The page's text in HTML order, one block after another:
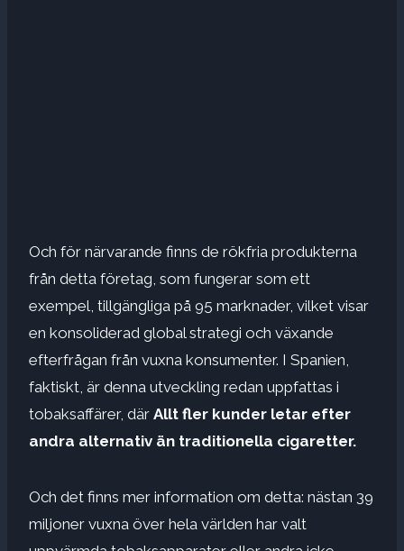
Och för närvarande finns de rökfria produkterna
från detta företag, som fungerar som ett
exempel, tillgängliga på 95 marknader, vilket visar
en konsoliderad global strategi och växande
efterfrågan från vuxna konsumenter. I Spanien,
faktiskt, är denna utveckling redan uppfattas i
tobaksaffärer, där Allt fler kunder letar efter
andra alternativ än traditionella cigaretter.
Och det finns mer information om detta: nästan 39
miljoner vuxna över hela världen har valt